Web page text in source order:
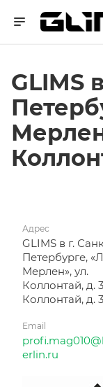
GLIMS
Адрес
GLIMS в г.
Петербурге,
Мерлен», ул.
Коллонтай, д.
Коллонтай, д. 3
Email
erlin.ru